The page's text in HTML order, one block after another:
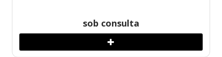
sob consulta